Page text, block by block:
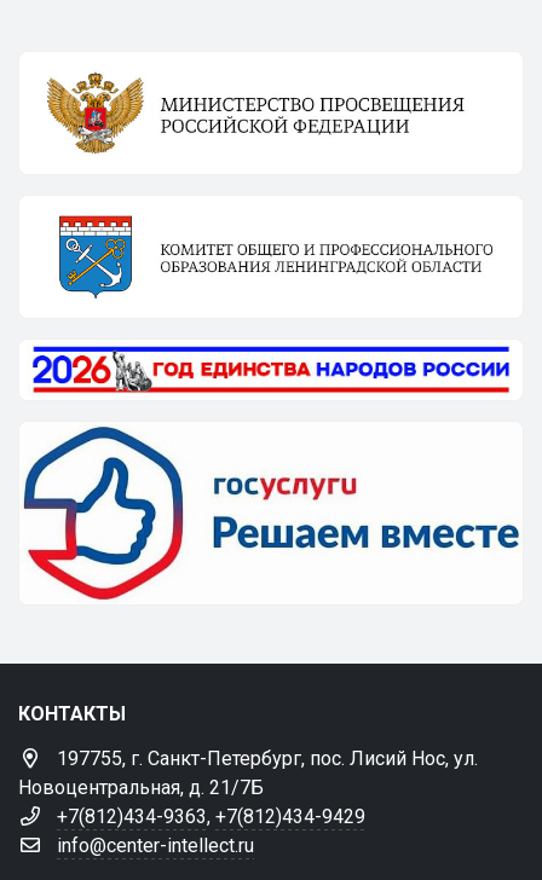
КОНТАКТЫ
197755, г. Санкт-Петербург, пос. Лисий Нос, ул.
Новоцентральная, д. 21/7Б
+7(812)434-9363, +7(812)434-9429
info@center-intellect.ru